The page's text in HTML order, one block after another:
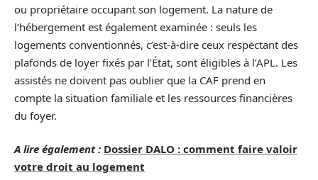
ou propriétaire occupant son logement. La nature de
l’hébergement est également examinée : seuls les
logements conventionnés, c’est-à-dire ceux respectant des
plafonds de loyer fixés par l’État, sont éligibles à l’APL. Les
assistés ne doivent pas oublier que la CAF prend en
compte la situation familiale et les ressources financières
du foyer.
A lire également : Dossier DALO : comment faire valoir
votre droit au logement